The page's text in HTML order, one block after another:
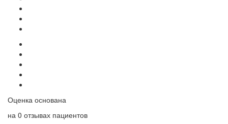
Оценка основана
на 0 отзывах пациентов